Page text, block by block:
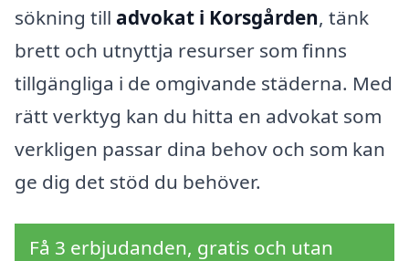
sökning till advokat i Korsgården, tänk
brett och utnyttja resurser som finns
tillgängliga i de omgivande städerna. Med
rätt verktyg kan du hitta en advokat som
verkligen passar dina behov och som kan
ge dig det stöd du behöver.
Få 3 erbjudanden, gratis och utan